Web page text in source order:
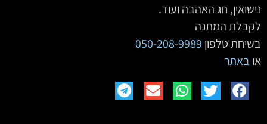
נישואין, חג האהבה ועוד.
לקבלת המתנה
בשיחת טלפון 050-208-9989
או באתר